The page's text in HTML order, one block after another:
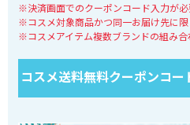
※決済画面でのクーポンコード入力が必
※コスメ対象商品かつ同一お届け先に限
※コスメアイテム複数ブランドの組み合
コスメ送料無料クーポンコー